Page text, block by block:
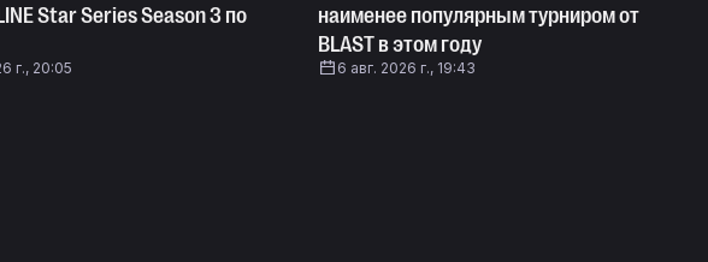
Star Series Season 3 по
г., 20:05
наименее популярным турниром от
BLAST в этом году
6 авг. 2026 г., 19:43